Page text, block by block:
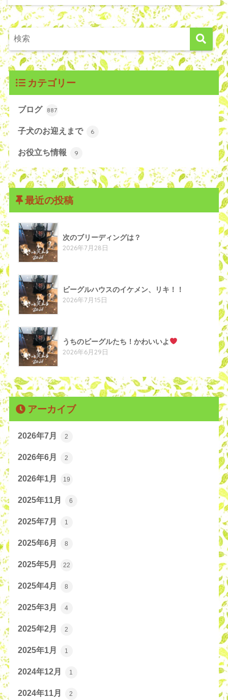
カテゴリー
ブログ 887
子犬のお迎えまで 6
お役立ち情報 9
最近の投稿
次のブリーディングは？
2026年7月28日
ビーグルハウスのイケメン、リキ！！
2026年7月15日
うちのビーグルたち！かわいいよ
2026年6月29日
アーカイブ
2026年7月 2
2026年6月 2
2026年1月 19
2025年11月 6
2025年7月 1
2025年6月 8
2025年5月 22
2025年4月 8
2025年3月 4
2025年2月 2
2025年1月 1
2024年12月 1
2024年11月 2